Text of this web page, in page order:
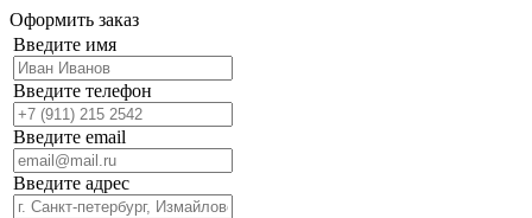
Оформить заказ
Введите имя
Введите телефон
Введите email
Введите адрес